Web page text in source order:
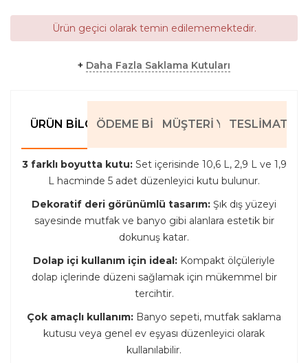
Ürün geçici olarak temin edilememektedir.
+ Daha Fazla Saklama Kutuları
ÜRÜN BILGILERIÖDEME BILGILERIMÜŞTERI YORUMLARI
TESLIMAT
3 farklı boyutta kutu:Set içerisinde 10,6 L, 2,9 L ve 1,9
L hacminde 5 adet düzenleyici kutu bulunur.
Dekoratif deri görünümlü tasarım: Şık dış yüzeyi
sayesinde mutfak ve banyo gibi alanlara estetik bir
dokunuş katar.
Dolap içi kullanım için ideal: Kompakt ölçüleriyle
dolap içlerinde düzeni sağlamak için mükemmel bir
tercihtir.
Çok amaçlı kullanım: Banyo sepeti, mutfak saklama
kutusu veya genel ev eşyası düzenleyici olarak
kullanılabilir.